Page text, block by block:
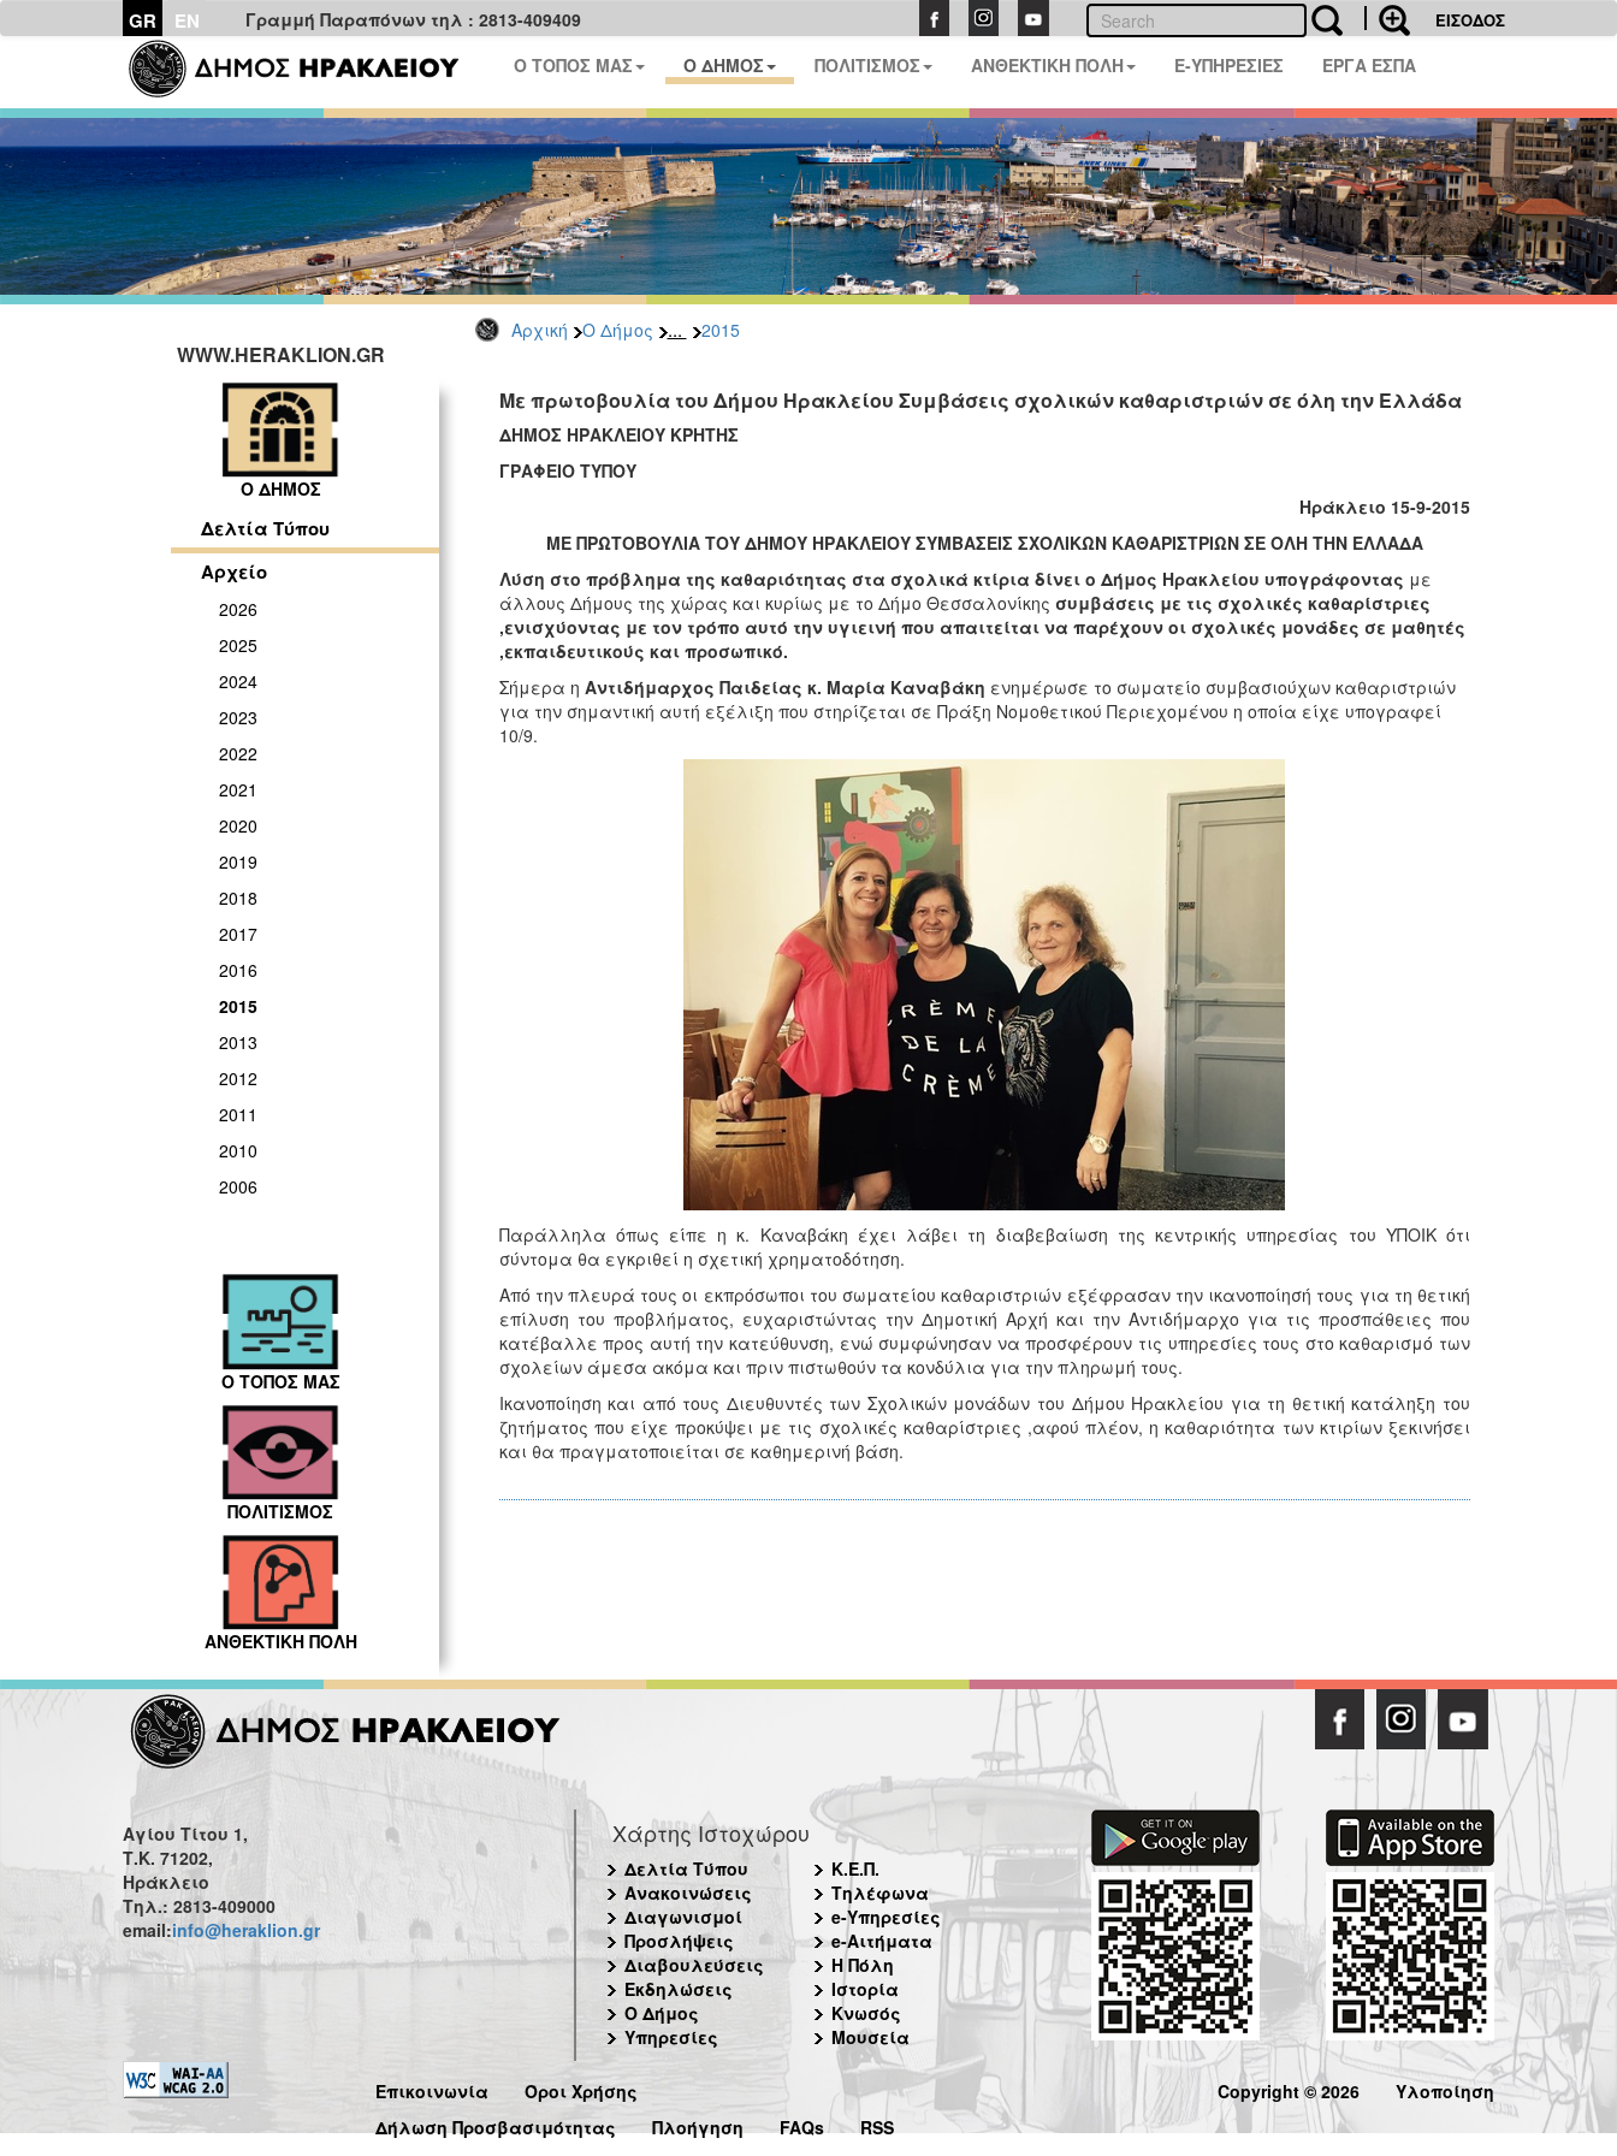
GR EN Γραμμή Παραπόνων τηλ : 2813-409409 ΕΙΣΟΔΟΣ
Ο ΤΟΠΟΣ ΜΑΣ Ο ΔΗΜΟΣ ΠΟΛΙΤΙΣΜΟΣ ΑΝΘΕΚΤΙΚΗ ΠΟΛΗ E-ΥΠΗΡΕΣΙΕΣ ΕΡΓΑ ΕΣΠΑ
Αρχική Ο Δήμος ... 2015
WWW.HERAKLION.GR
Ο ΔΗΜΟΣ
Δελτία Τύπου
Αρχείο
2026
2025
2024
2023
2022
2021
2020
2019
2018
2017
2016
2015
2013
2012
2011
2010
2006
Ο ΤΟΠΟΣ ΜΑΣ
ΠΟΛΙΤΙΣΜΟΣ
ΑΝΘΕΚΤΙΚΗ ΠΟΛΗ
Με πρωτοβουλία του Δήμου Ηρακλείου Συμβάσεις σχολικών καθαριστριών σε όλη την Ελλάδα
ΔΗΜΟΣ ΗΡΑΚΛΕΙΟΥ ΚΡΗΤΗΣ
ΓΡΑΦΕΙΟ ΤΥΠΟΥ
Ηράκλειο 15-9-2015
ΜΕ ΠΡΩΤΟΒΟΥΛΙΑ ΤΟΥ ΔΗΜΟΥ ΗΡΑΚΛΕΙΟΥ ΣΥΜΒΑΣΕΙΣ ΣΧΟΛΙΚΩΝ ΚΑΘΑΡΙΣΤΡΙΩΝ ΣΕ ΟΛΗ ΤΗΝ ΕΛΛΑΔΑ
Λύση στο πρόβλημα της καθαριότητας στα σχολικά κτίρια δίνει ο Δήμος Ηρακλείου υπογράφοντας με
άλλους Δήμους της χώρας και κυρίως με το Δήμο Θεσσαλονίκης συμβάσεις με τις σχολικές καθαρίστριες
,ενισχύοντας με τον τρόπο αυτό την υγιεινή που απαιτείται να παρέχουν οι σχολικές μονάδες σε μαθητές
,εκπαιδευτικούς και προσωπικό.
Σήμερα η Αντιδήμαρχος Παιδείας κ. Μαρία Καναβάκη ενημέρωσε το σωματείο συμβασιούχων καθαριστριών
για την σημαντική αυτή εξέλιξη που στηρίζεται σε Πράξη Νομοθετικού Περιεχομένου η οποία είχε υπογραφεί
10/9.
Παράλληλα όπως είπε η κ. Καναβάκη έχει λάβει τη διαβεβαίωση της κεντρικής υπηρεσίας του ΥΠΟΙΚ ότι
σύντομα θα εγκριθεί η σχετική χρηματοδότηση.
Aπό την πλευρά τους οι εκπρόσωποι του σωματείου καθαριστριών εξέφρασαν την ικανοποίησή τους για τη θετική
επίλυση του προβλήματος, ευχαριστώντας την Δημοτική Αρχή και την Αντιδήμαρχο για τις προσπάθειες που
κατέβαλλε προς αυτή την κατεύθυνση, ενώ συμφώνησαν να προσφέρουν τις υπηρεσίες τους στο καθαρισμό των
σχολείων άμεσα ακόμα και πριν πιστωθούν τα κονδύλια για την πληρωμή τους.
Ικανοποίηση και από τους Διευθυντές των Σχολικών μονάδων του Δήμου Ηρακλείου για τη θετική κατάληξη του
ζητήματος που είχε προκύψει με τις σχολικές καθαρίστριες ,αφού πλέον, η καθαριότητα των κτιρίων ξεκινήσει
και θα πραγματοποιείται σε καθημερινή βάση.
Αγίου Τίτου 1,
Τ.Κ. 71202,
Ηράκλειο
Τηλ.: 2813-409000
email:info@heraklion.gr
Χάρτης Ιστοχώρου
Δελτία Τύπου
Ανακοινώσεις
Διαγωνισμοί
Προσλήψεις
Διαβουλεύσεις
Εκδηλώσεις
Ο Δήμος
Υπηρεσίες
Κ.Ε.Π.
Τηλέφωνα
e-Υπηρεσίες
e-Αιτήματα
Η Πόλη
Ιστορία
Κνωσός
Μουσεία
Επικοινωνία
Όροι Χρήσης
Δήλωση Προσβασιμότητας
Πλοήγηση FAQs RSS
Copyright © 2026 Υλοποίηση